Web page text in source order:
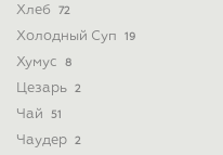
Хлеб 72
Холодный Суп 19
Хумус 8
Цезарь 2
Чай 51
Чаудер 2